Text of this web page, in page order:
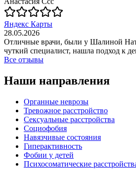
Яндекс Карты
28.05.2026
Отличные врачи, были у Шалиной
чуткий специалист, нашла подход к
Все отзывы
Наши направления
Органные неврозы
Тревожное расстройство
Сексуальные расстройства
Социофобия
Навязчивые состояния
Гиперактивность
Фобии у детей
Психосоматические